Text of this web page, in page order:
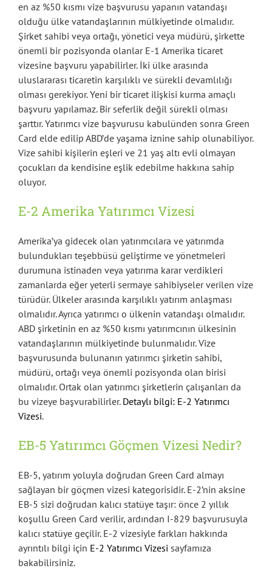
en az %50 kısmı vize başvurusu yapanın vatandaşı
olduğu ülke vatandaşlarının mülkiyetinde olmalıdır.
Şirket sahibi veya ortağı, yönetici veya müdürü, şirkette
önemli bir pozisyonda olanlar E-1 Amerika ticaret
vizesine başvuru yapabilirler. İki ülke arasında
uluslararası ticaretin karşılıklı ve sürekli devamlılığı
olması gerekiyor. Yeni bir ticaret ilişkisi kurma amaçlı
başvuru yapılamaz. Bir seferlik değil sürekli olması
şarttır. Yatırımcı vize başvurusu kabulünden sonra Green
Card elde edilip ABD’de yaşama iznine sahip olunabiliyor.
Vize sahibi kişilerin eşleri ve 21 yaş altı evli olmayan
çocukları da kendisine eşlik edebilme hakkına sahip
oluyor.
E-2 Amerika Yatırımcı Vizesi
Amerika’ya gidecek olan yatırımcılara ve yatırımda
bulundukları teşebbüsü geliştirme ve yönetmeleri
durumuna istinaden veya yatırıma karar verdikleri
zamanlarda eğer yeterli sermaye sahibiyseler verilen vize
türüdür. Ülkeler arasında karşılıklı yatırım anlaşması
olmalıdır. Ayrıca yatırımcı o ülkenin vatandaşı olmalıdır.
ABD şirketinin en az %50 kısmı yatırımcının ülkesinin
vatandaşlarının mülkiyetinde bulunmalıdır. Vize
başvurusunda bulunanın yatırımcı şirketin sahibi,
müdürü, ortağı veya önemli pozisyonda olan birisi
olmalıdır. Ortak olan yatırımcı şirketlerin çalışanları da
bu vizeye başvurabilirler. Detaylı bilgi: E-2 Yatırımcı
Vizesi.
EB-5 Yatırımcı Göçmen Vizesi Nedir?
EB-5, yatırım yoluyla doğrudan Green Card almayı
sağlayan bir göçmen vizesi kategorisidir. E-2’nin aksine
EB-5 sizi doğrudan kalıcı statüye taşır: önce 2 yıllık
koşullu Green Card verilir, ardından I-829 başvurusuyla
kalıcı statüye geçilir. E-2 vizesiyle farkları hakkında
ayrıntılı bilgi için E-2 Yatırımcı Vizesi sayfamıza
bakabilirsiniz.